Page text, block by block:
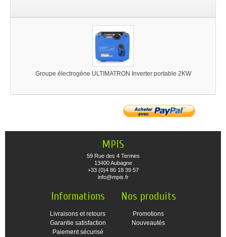
Groupe électrogène ULTIMATRON Inverter portable 2KW
MPIS
59 Rue des 4 Termes
13400 Aubagne
+33 (0)4 86 18 39 57
info@mpis.fr
Informations
Livraisons et retours
Garantie satisfaction
Paiement sécurisé
Nos produits
Promotions
Nouveautés